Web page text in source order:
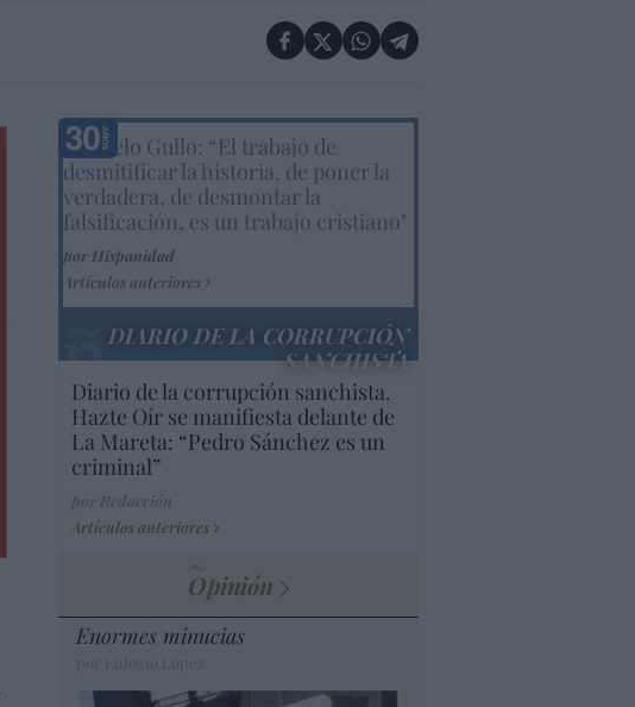
Marcelo Gullo: “El trabajo de
desmitificar la historia, de poner la
verdadera, de desmontar la
falsificación, es un trabajo cristiano"
por Hispanidad
Artículos anteriores
DIARIO DE LA CORRUPCIÓN
SANCHISTA
Diario de la corrupción sanchista.
Hazte Oír se manifiesta delante de
La Mareta: “Pedro Sánchez es un
criminal”
Artículos anteriores
Opinión
Enormes minucias